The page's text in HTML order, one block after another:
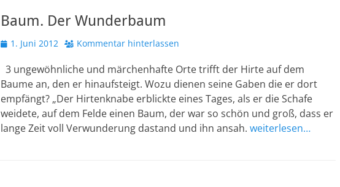
Baum. Der Wunderbaum
Veröffentlicht
1. Juni 2012 Kommentar hinterlassen
3 ungewöhnliche und märchenhafte Orte trifft der Hirte auf dem
Baume an, den er hinaufsteigt. Wozu dienen seine Gaben die er dort
empfängt? „Der Hirtenknabe erblickte eines Tages, als er die Schafe
weidete, auf dem Felde einen Baum, der war so schön und groß, dass er
lange Zeit voll Verwunderung dastand und ihn ansah. weiterlesen…